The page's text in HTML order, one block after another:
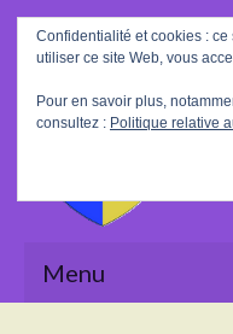
Rechercher
:
Menu
Confidentialité et cookies :
utiliser ce site Web, vous
Pour en savoir plus,
consultez : Politique relative